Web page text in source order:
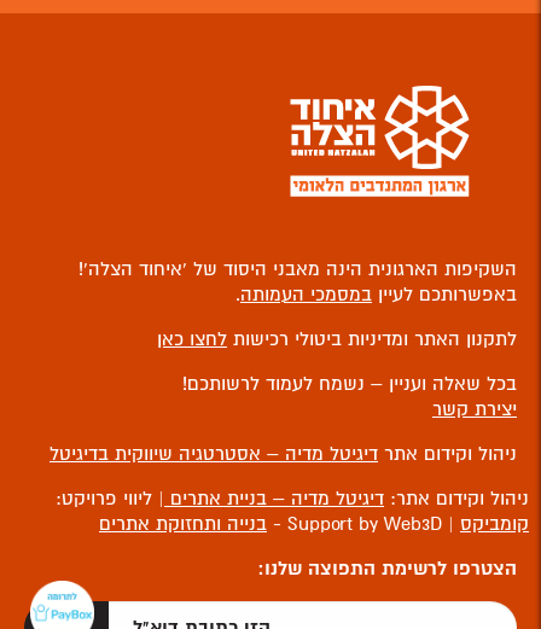
השקיפות הארגונית הינה מאבני היסוד של ‘איחוד הצלה’!
באפשרותכם לעיין במסמכי העמותה.
לתקנון האתר ומדיניות ביטולי רכישות לחצו כאן
בכל שאלה ועניין – נשמח לעמוד לרשותכם!
יצירת קשר
ניהול וקידום אתר דיגיטל מדיה – אסטרטגיה שיווקית בדיגיטל
ניהול וקידום אתר: דיגיטל מדיה – בניית אתרים | ליווי פרויקט:
קומביקס | Support by Web3D -
בנייה ותחזוקת אתרים
הצטרפו לרשימת התפוצה שלנו: